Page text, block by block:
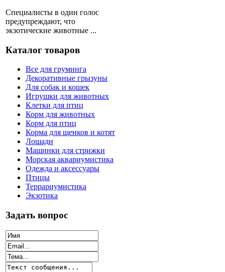
Специалисты в один голос
предупреждают, что
экзотические животные ...
Каталог товаров
Все для груминга
Декоративные грызуны
Для собак и кошек
Игрушки для животных
Клетки для птиц
Корм для животных
Корм для птиц
Корма для щенков и котят
Лошади
Машинки для стрижки
Морская аквариумистика
Одежда и аксессуары
Птицы
Террариумистика
Экзотика
Задать вопрос